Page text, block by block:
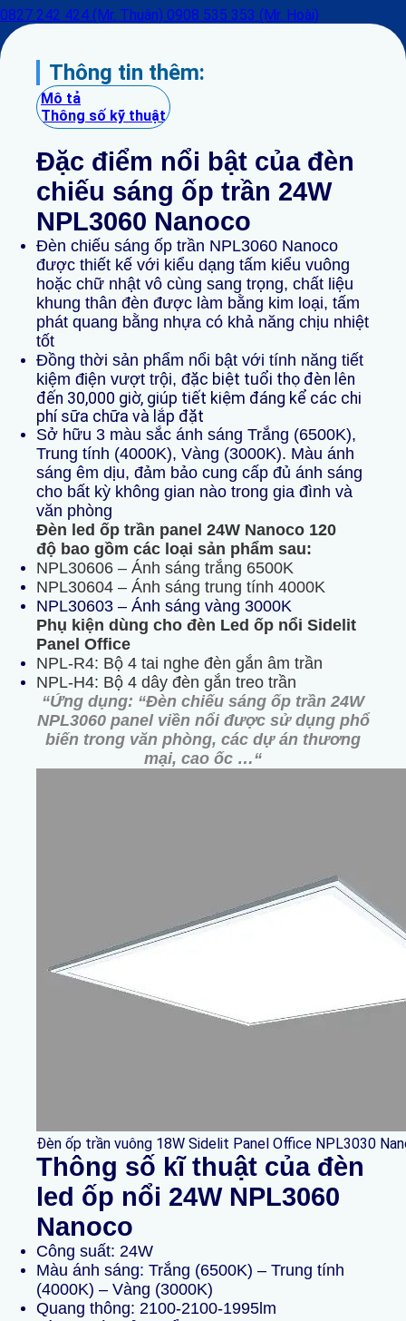
0827 242 424 (Mr. Thuận) 0908 535 353 (Mr. Hoài)
Thông tin thêm:
Mô tả
Thông số kỹ thuật
Đặc điểm nổi bật của đèn
chiếu sáng ốp trần 24W
NPL3060 Nanoco
Đèn chiếu sáng ốp trần NPL3060 Nanoco
được thiết kế với kiểu dạng tấm kiểu vuông
hoặc chữ nhật vô cùng sang trọng, chất liệu
khung thân đèn được làm bằng kim loại, tấm
phát quang bằng nhựa có khả năng chịu nhiệt
tốt
Đồng thời sản phẩm nổi bật với tính năng tiết
kiệm điện vượt trội, đặc biệt tuổi thọ đèn lên
đến 30,000 giờ, giúp tiết kiệm đáng kể các chi
phí sữa chữa và lắp đặt
Sở hữu 3 màu sắc ánh sáng Trắng (6500K),
Trung tính (4000K), Vàng (3000K). Màu ánh
sáng êm dịu, đảm bảo cung cấp đủ ánh sáng
cho bất kỳ không gian nào trong gia đình và
văn phòng
Đèn led ốp trần panel 24W Nanoco 120
độ bao gồm các loại sản phẩm sau:
NPL30606 – Ánh sáng trắng 6500K
NPL30604 – Ánh sáng trung tính 4000K
NPL30603 – Ánh sáng vàng 3000K
Phụ kiện dùng cho đèn Led ốp nổi Sidelit
Panel Office
NPL-R4: Bộ 4 tai nghe đèn gắn âm trần
NPL-H4: Bộ 4 dây đèn gắn treo trần
“Ứng dụng: “Đèn chiếu sáng ốp trần 24W
NPL3060 panel viền nổi được sử dụng phổ
biến trong văn phòng, các dự án thương
mại, cao ốc …“
Đèn ốp trần vuông 18W Sidelit Panel Office NPL3030
Thông số kĩ thuật của đèn
led ốp nổi 24W NPL3060
Nanoco
Công suất: 24W
Màu ánh sáng: Trắng (6500K) – Trung tính
(4000K) – Vàng (3000K)
Quang thông: 2100-2100-1995lm